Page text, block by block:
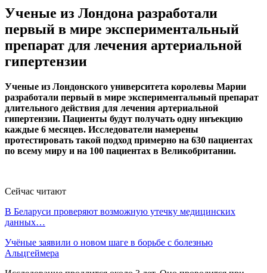
Ученые из Лондона разработали
первый в мире экспериментальный
препарат для лечения артериальной
гипертензии
Ученые из Лондонского университета королевы Марии
разработали первый в мире экспериментальный препарат
длительного действия для лечения артериальной
гипертензии. Пациенты будут получать одну инъекцию
каждые 6 месяцев. Исследователи намерены
протестировать такой подход примерно на 630 пациентах
по всему миру и на 100 пациентах в Великобритании.
Сейчас читают
В Беларуси проверяют возможную утечку медицинских
данных…
Учёные заявили о новом шаге в борьбе с болезнью
Альцгеймера